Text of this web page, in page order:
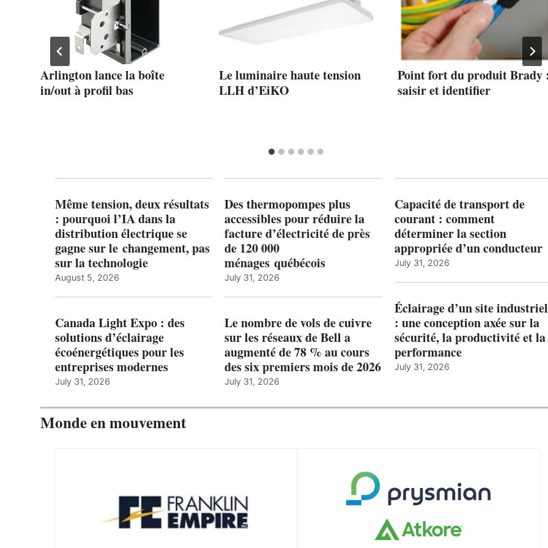
Arlington lance la boîte
in/out à profil bas
Le luminaire haute tension
LLH d’EiKO
Point fort du produit Brady :
saisir et identifier
Même tension, deux résultats
: pourquoi l’IA dans la
distribution électrique se
gagne sur le changement, pas
sur la technologie
August 5, 2026
Canada Light Expo : des
solutions d’éclairage
écoénergétiques pour les
entreprises modernes
July 31, 2026
Des thermopompes plus
accessibles pour réduire la
facture d’électricité de près
de 120 000
ménages québécois
July 31, 2026
Le nombre de vols de cuivre
sur les réseaux de Bell a
augmenté de 78 % au cours
des six premiers mois de 2026
July 31, 2026
Capacité de transport de
courant : comment
déterminer la section
appropriée d’un conducteur
July 31, 2026
Éclairage d’un site industriel
: une conception axée sur la
sécurité, la productivité et la
performance
July 31, 2026
Monde en mouvement